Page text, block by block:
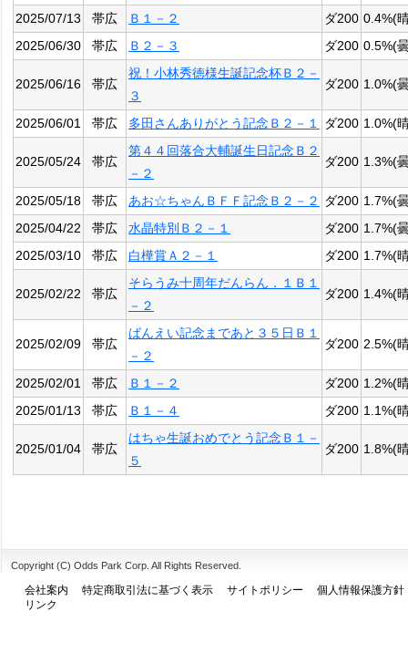
2025/07/13 帯広 Ｂ１－２ ダ200 0.4%(
2025/06/30
帯広 Ｂ２－３ ダ200 0.5%(
2025/06/16 帯広
祝！小林秀徳様生誕記念杯Ｂ２－
３
ダ200 1.0%(
2025/06/01 帯広 多田さんありがとう記念Ｂ２－１ ダ200 1.0%(
2025/05/24 帯広
第４４回落合大輔誕生日記念Ｂ２
－２
ダ200 1.3%(
2025/05/18 帯広 あお☆ちゃんＢＦＦ記念Ｂ２－２ ダ200 1.7%(
2025/04/22
帯広 水晶特別Ｂ２－１ ダ200 1.7%(
2025/03/10
帯広 白樺賞Ａ２－１ ダ200 1.7%(
2025/02/22 帯広
そらうみ十周年だんらん．１Ｂ１
－２
ダ200 1.4%(
2025/02/09 帯広
ばんえい記念まであと３５日Ｂ１
－２
ダ200 2.5%(
2025/02/01 帯広 Ｂ１－２ ダ200 1.2%(
2025/01/13
帯広 Ｂ１－４ ダ200 1.1%(
2025/01/04 帯広
はちゃ生誕おめでとう記念Ｂ１－
５
ダ200 1.8%(
Copyright (C) Odds Park Corp. All Rights Reserved.
会社案内 特定商取引法に基づく表示 サイトポリシー
個人情報保護方針
リンク